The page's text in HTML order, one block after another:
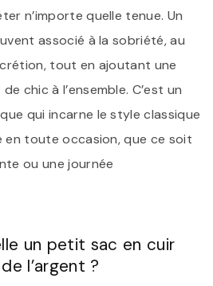
n’importe quelle tenue. Un
associé à la sobriété, au
tout en ajoutant une
chic à l’ensemble. C’est un
qui incarne le style classique
toute occasion, que ce soit
ou une journée
un petit sac en cuir
l’argent ?